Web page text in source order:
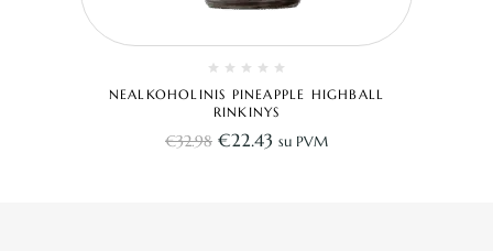
NEALKOHOLINIS PINEAPPLE HIGHBALL
RINKINYS
€32.98 €22.43 su PVM